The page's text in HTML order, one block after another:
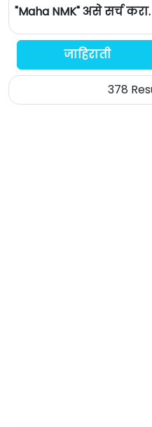
"Maha NMK" असे सर्च करा.
जाहिराती
378